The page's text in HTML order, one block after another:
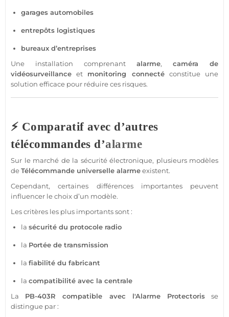
garages automobiles
entrepôts logistiques
bureaux d’entreprises
Une installation comprenant alarme, caméra de
vidéosurveillance et monitoring connectéconstitue une
solution efficace pour réduire ces risques.
⚡ Comparatif avec d’autres
télécommandes d’alarme
Sur le marché de la sécuritéélectronique, plusieurs modèles
deTélécommande universelle alarmeexistent.
Cependant, certaines différences importantes peuvent
influencer le choix d’un modèle.
Les critères les plus importants sont :
la sécurité du protocole radio
la Portée de transmission
la fiabilité du fabricant
la compatibilité avec la centrale
La PB-403R compatible avec l'Alarme Protectorisse
distingue par :